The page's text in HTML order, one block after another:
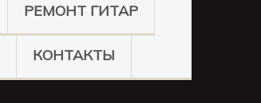
РЕМОНТ ГИТАР
КОНТАКТЫ